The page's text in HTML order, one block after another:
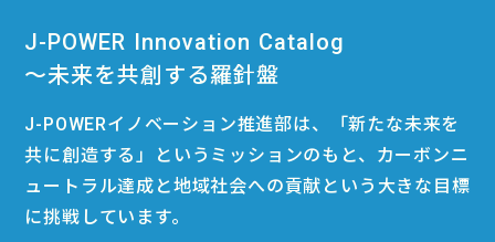
J-POWER Innovation Catalog
〜未来を共創する羅針盤
J-POWERイノベーション推進部は、「新たな未来を
共に創造する」というミッションのもと、カーボンニ
ュートラル達成と地域社会への貢献という大きな目標
に挑戦しています。